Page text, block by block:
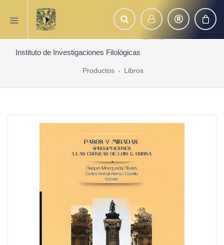
Instituto de Investigaciones Filológicas
Productos Libros